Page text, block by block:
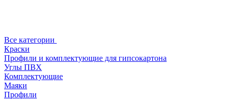
Все категории
Краски
Профили и комплектующие для гипсокартона
Углы ПВХ
Комплектующие
Маяки
Профили